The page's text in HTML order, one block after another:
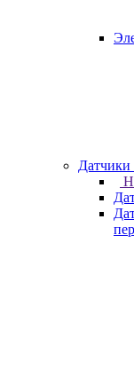
Датчики